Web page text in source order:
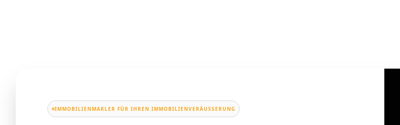
IMMOBILIENMAKLER FÜR IHREN IMMOBILIENVERÄUSSERUNG